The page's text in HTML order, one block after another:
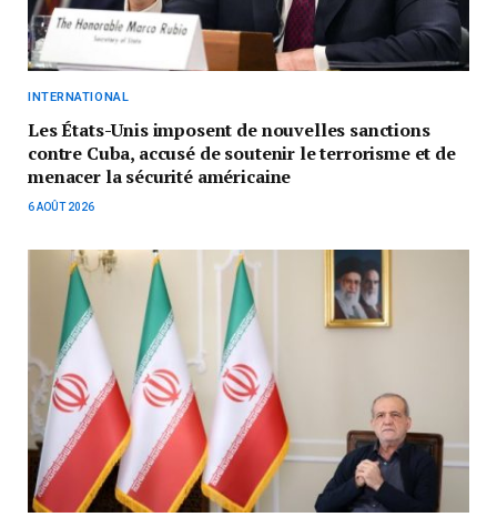
INTERNATIONAL
Les États-Unis imposent de nouvelles sanctions
contre Cuba, accusé de soutenir le terrorisme et de
menacer la sécurité américaine
6 AOÛT 2026